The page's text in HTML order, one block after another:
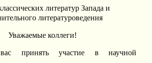
литератур Запада и
литературоведения
Уважаемые коллеги!
принять участие в научной